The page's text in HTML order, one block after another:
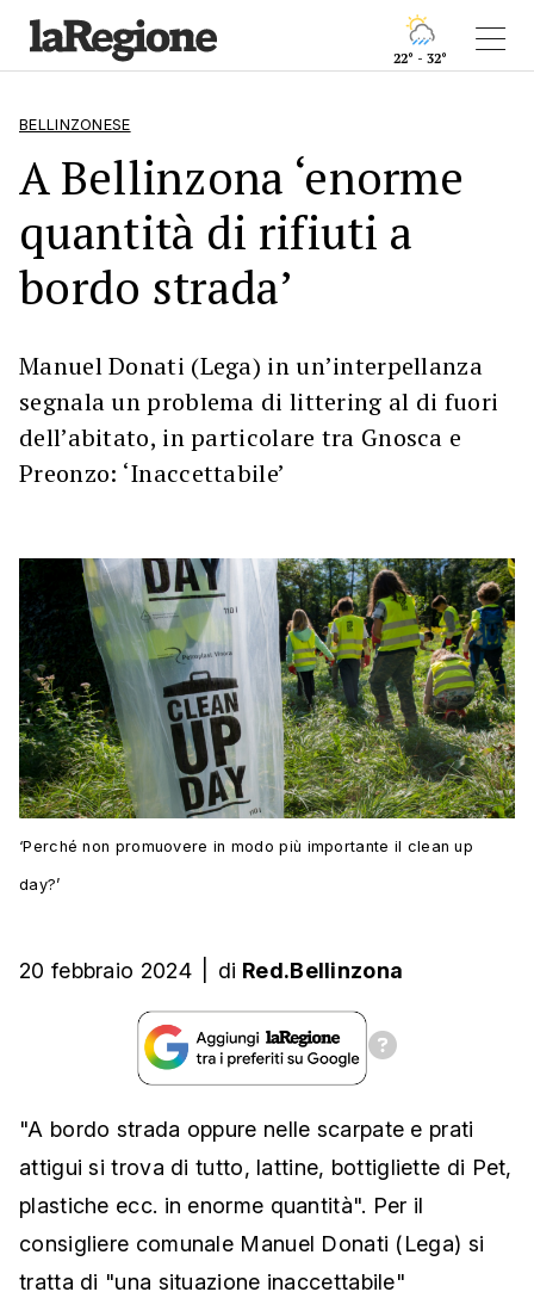
22° - 32°
BELLINZONESE
A Bellinzona ‘enorme
quantità di rifiuti a
bordo strada’
Manuel Donati (Lega) in un’interpellanza
segnala un problema di littering al di fuori
dell’abitato, in particolare tra Gnosca e
Preonzo: ‘Inaccettabile’
‘Perché non promuovere in modo più importante il clean up
day?’
20 febbraio 2024 di Red.Bellinzona
"A bordo strada oppure nelle scarpate e prati
attigui si trova di tutto, lattine, bottigliette di Pet,
plastiche ecc. in enorme quantità". Per il
consigliere comunale Manuel Donati (Lega) si
tratta di "una situazione inaccettabile"